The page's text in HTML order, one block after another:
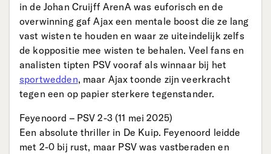
in de Johan Cruijff ArenA was euforisch en de
overwinning gaf Ajax een mentale boost die ze lang
vast wisten te houden en waar ze uiteindelijk zelfs
de koppositie mee wisten te behalen. Veel fans en
analisten tipten PSV vooraf als winnaar bij het
sportwedden, maar Ajax toonde zijn veerkracht
tegen een op papier sterkere tegenstander.
Feyenoord – PSV 2-3 (11 mei 2025)
Een absolute thriller in De Kuip. Feyenoord leidde
met 2-0 bij rust, maar PSV was vastberaden en